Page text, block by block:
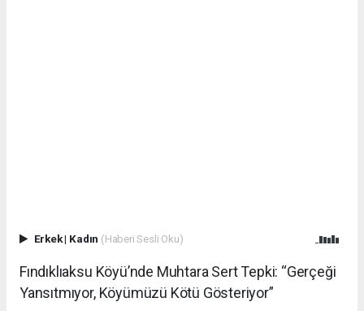
Erkek| Kadın (Haberi Sesli Oku)
Fındıklıaksu Köyü’nde Muhtara Sert Tepki: “Gerçeği
Yansıtmıyor, Köyümüzü Kötü Gösteriyor”